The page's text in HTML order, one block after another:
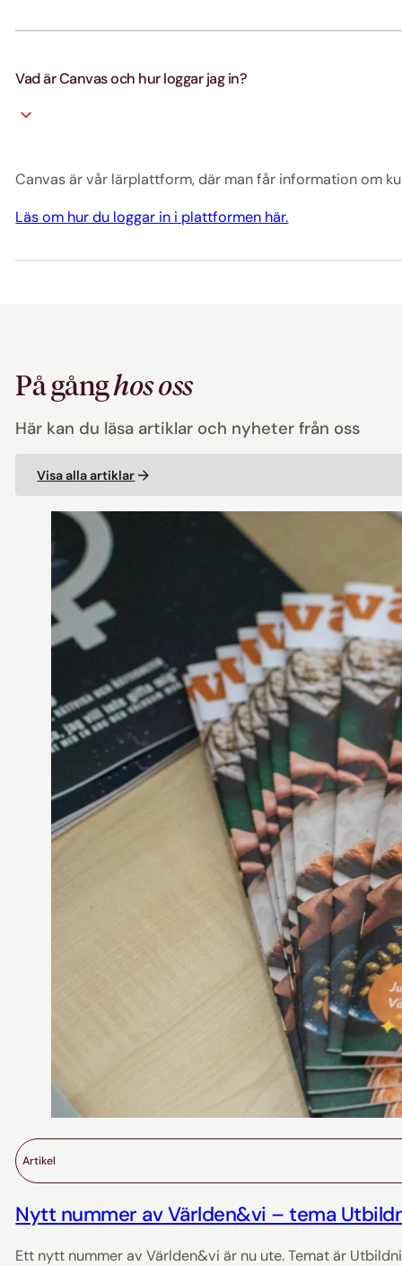
Vad är Canvas och hur loggar jag in?
Canvas är vår lärplattform, där man får information om
Läs om hur du loggar in i plattformen här.
På gånghos oss
Här kan du läsa artiklar och nyheter från oss
Visa alla artiklar
Artikel
Nytt nummer av Världen&vi – tema
Ett nytt nummer av Världen&vi är nu ute. Temat är